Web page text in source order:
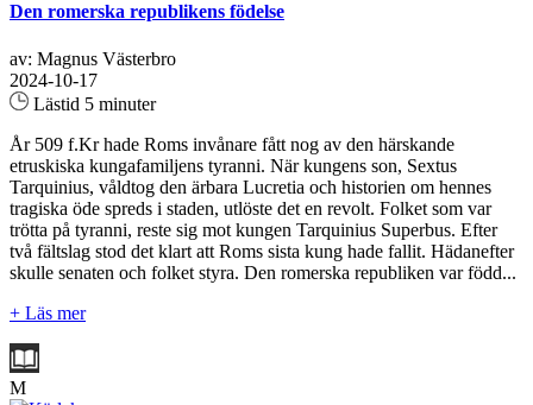
Den romerska republikens födelse
av: Magnus Västerbro
2024-10-17
Lästid 5 minuter
År 509 f.Kr hade Roms invånare fått nog av den härskande
etruskiska kungafamiljens tyranni. När kungens son, Sextus
Tarquinius, våldtog den ärbara Lucretia och historien om hennes
tragiska öde spreds i staden, utlöste det en revolt. Folket som var
trötta på tyranni, reste sig mot kungen Tarquinius Superbus. Efter
två fältslag stod det klart att Roms sista kung hade fallit. Hädanefter
skulle senaten och folket styra. Den romerska republiken var född...
+ Läs mer
M